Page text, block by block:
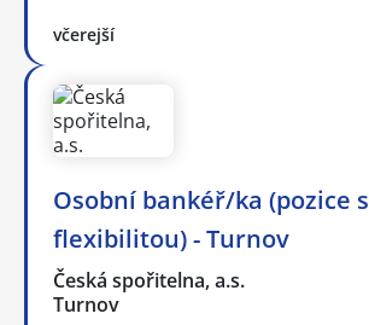
včerejší
Osobní bankéř/ka (pozice s
flexibilitou) - Turnov
Česká spořitelna, a.s.
Turnov